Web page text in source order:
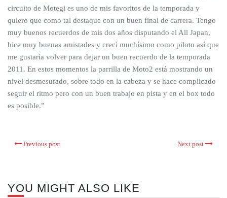
circuito de Motegi es uno de mis favoritos de la temporada y
quiero que como tal destaque con un buen final de carrera. Tengo
muy buenos recuerdos de mis dos años disputando el All Japan,
hice muy buenas amistades y crecí muchísimo como piloto así que
me gustaría volver para dejar un buen recuerdo de la temporada
2011. En estos momentos la parrilla de Moto2 está mostrando un
nivel desmesurado, sobre todo en la cabeza y se hace complicado
seguir el ritmo pero con un buen trabajo en pista y en el box todo
es posible.”
Previous post Next post
YOU MIGHT ALSO LIKE